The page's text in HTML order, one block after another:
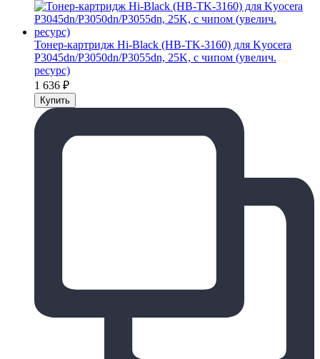
Тонер-картридж Hi-Black (HB-TK-3160) для Kyocera
P3045dn/P3050dn/P3055dn, 25K, с чипом (увелич.
ресурс)
1 636 ₽